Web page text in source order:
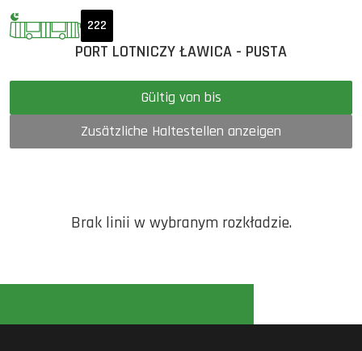
222
PORT LOTNICZY ŁAWICA - PUSTA
Gültig von bis
Zusätzliche Haltestellen anzeigen
Brak linii w wybranym rozkładzie.